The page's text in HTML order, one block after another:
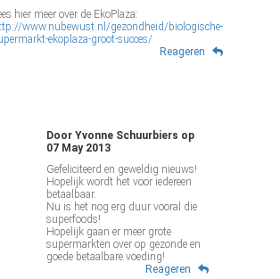
www.nubewust.nl/gezondheid/biologische-
ekoplaza-groot-succes/
Reageren
DoorYvonne Schuurbiers op
07 May 2013
Gefeliciteerd en geweldig nieuws!
Hopelijk wordt het voor iedereen
betaalbaar.
Nu is het nog erg duur vooral die
superfoods!
Hopelijk gaan er meer grote
supermarkten over op gezonde en
goede betaalbare voeding!
Reageren